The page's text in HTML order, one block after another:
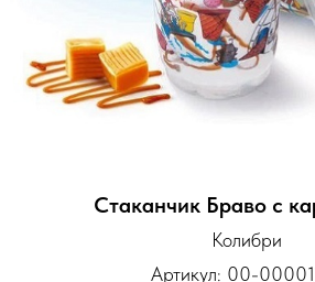
Стаканчик Браво с
Колибри
Артикул: 00-